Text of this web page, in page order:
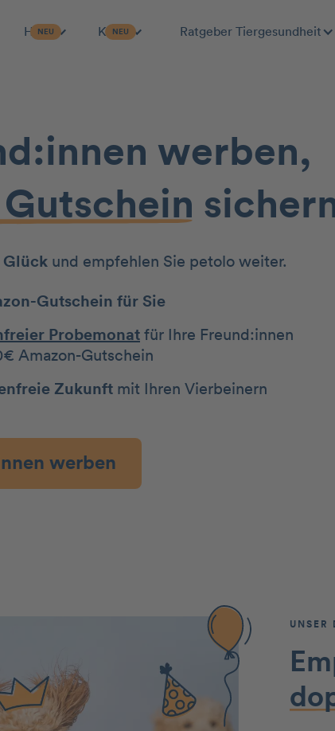
Hund
NEU Katze
NEU Ratgeber Tiergesundheit
werben,
Glück und empfehlen Sie petolo weiter.
Gutschein für Sie
Probemonat für Ihre Freund:innen
Amazon-Gutschein
Zukunft mit Ihren Vierbeinern
werben
UNSER